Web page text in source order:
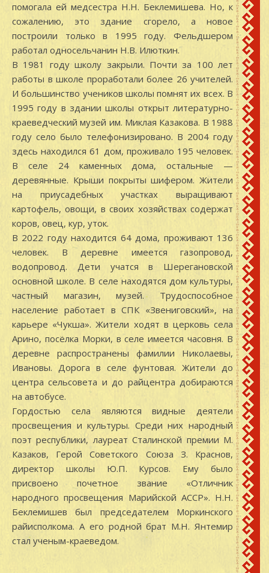
помогала ей медсестра Н.Н. Беклемишева. Но, к
сожалению, это здание сгорело, а новое
построили только в 1995 году. Фельдшером
работал односельчанин Н.В. Илюткин.
В 1981 году школу закрыли. Почти за 100 лет
работы в школе проработали более 26 учителей.
И большинство учеников школы помнят их всех. В
1995 году в здании школы открыт литературно-
краеведческий музей им. Миклая Казакова. В 1988
году село было телефонизировано. В 2004 году
здесь находился 61 дом, проживало 195 человек.
В селе 24 каменных дома, остальные —
деревянные. Крыши покрыты шифером. Жители
на приусадебных участках выращивают
картофель, овощи, в своих хозяйствах содержат
коров, овец, кур, уток.
В 2022 году находится 64 дома, проживают 136
человек. В деревне имеется газопровод,
водопровод. Дети учатся в Шерегановской
основной школе. В селе находятся дом культуры,
частный магазин, музей. Трудоспособное
население работает в СПК «Звениговский», на
карьере «Чукша». Жители ходят в церковь села
Арино, посёлка Морки, в селе имеется часовня. В
деревне распространены фамилии Николаевы,
Ивановы. Дорога в селе фунтовая. Жители до
центра сельсовета и до райцентра добираются
на автобусе.
Гордостью села являются видные деятели
просвещения и культуры. Среди них народный
поэт республики, лауреат Сталинской премии М.
Казаков, Герой Советского Союза З. Краснов,
директор школы Ю.П. Курсов. Ему было
присвоено почетное звание «Отличник
народного просвещения Марийской АССР». Н.Н.
Беклемишев был председателем Моркинского
райисполкома. А его родной брат М.Н. Янтемир
стал ученым-краеведом.